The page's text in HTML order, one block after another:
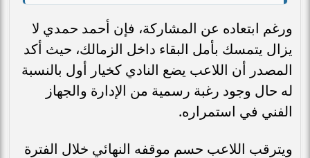
ورغم ابتعاده عن المشاركة، فإن أحمد حمدي لا
يزال يتمسك بأمل البقاء داخل الزمالك، حيث أكد
المصدر أن اللاعب يضع النادي كخيار أول بالنسبة
له حال وجود رغبة رسمية من الإدارة والجهاز
الفني في استمراره.
ويترقب اللاعب حسم موقفه النهائي خلال الفترة